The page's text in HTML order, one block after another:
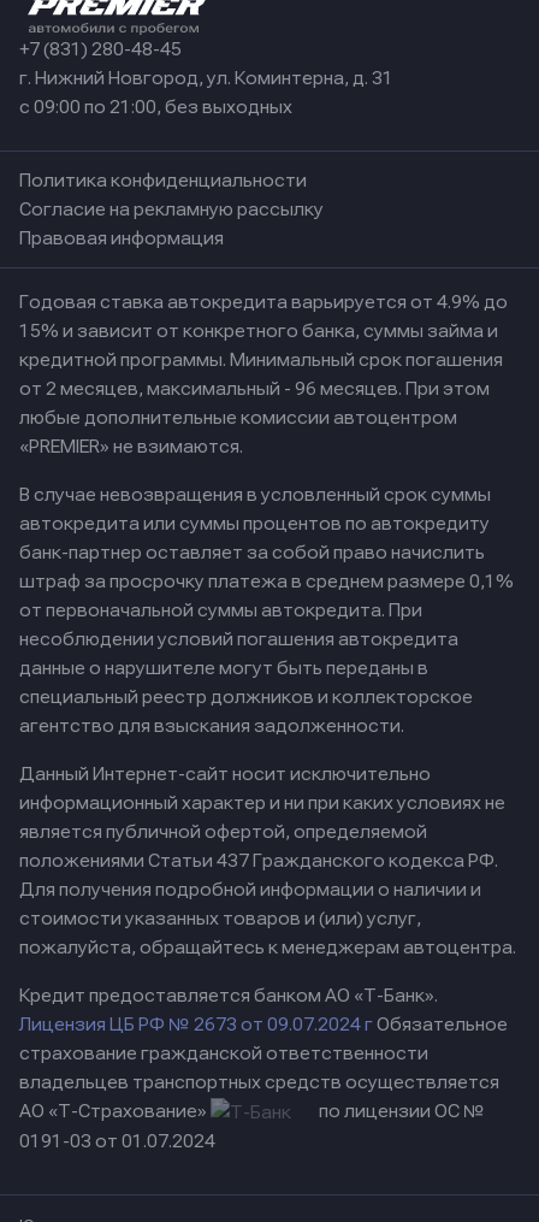
+7 (831) 280-48-45
г. Нижний Новгород, ул. Коминтерна, д. 31
с 09:00 по 21:00, без выходных
Политика конфиденциальности
Согласие на рекламную рассылку
Правовая информация
Годовая ставка автокредита варьируется от 4.9% до
15% и зависит от конкретного банка, суммы займа и
кредитной программы. Минимальный срок погашения
от 2 месяцев, максимальный - 96 месяцев. При этом
любые дополнительные комиссии автоцентром
«PREMIER» не взимаются.
В случае невозвращения в условленный срок суммы
автокредита или суммы процентов по автокредиту
банк-партнер оставляет за собой право начислить
штраф за просрочку платежа в среднем размере 0,1%
от первоначальной суммы автокредита. При
несоблюдении условий погашения автокредита
данные о нарушителе могут быть переданы в
специальный реестр должников и коллекторское
агентство для взыскания задолженности.
Данный Интернет-сайт носит исключительно
информационный характер и ни при каких условиях не
является публичной офертой, определяемой
положениями Статьи 437 Гражданского кодекса РФ.
Для получения подробной информации о наличии и
стоимости указанных товаров и (или) услуг,
пожалуйста, обращайтесь к менеджерам автоцентра.
Кредит предоставляется банком АО «Т-Банк».
Лицензия ЦБ РФ № 2673 от 09.07.2024 гОбязательное
страхование гражданской ответственности
владельцев транспортных средств осуществляется
АО «Т-Страхование»
по лицензии ОС №
0191-03 от 01.07.2024